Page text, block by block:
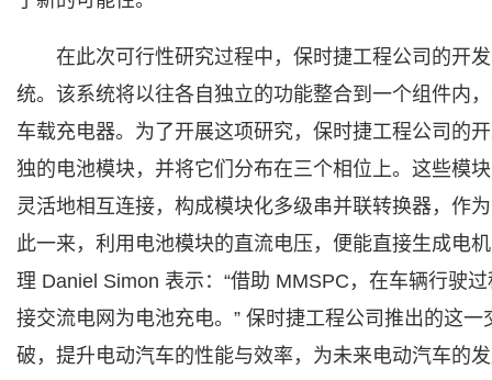
在此次可行性研究过程中，保时捷工程公司的开
统。该系统将以往各自独立的功能整合到一个组件内
车载充电器。为了开展这项研究，保时捷工程公司的
独的电池模块，并将它们分布在三个相位上。这些模
灵活地相互连接，构成模块化多级串并联转换器，作
此一来，利用电池模块的直流电压，便能直接生成电
理 Daniel Simon 表示：“借助 MMSPC，在车辆行驶
接交流电网为电池充电。” 保时捷工程公司推出的这
破，提升电动汽车的性能与效率，为未来电动汽车的